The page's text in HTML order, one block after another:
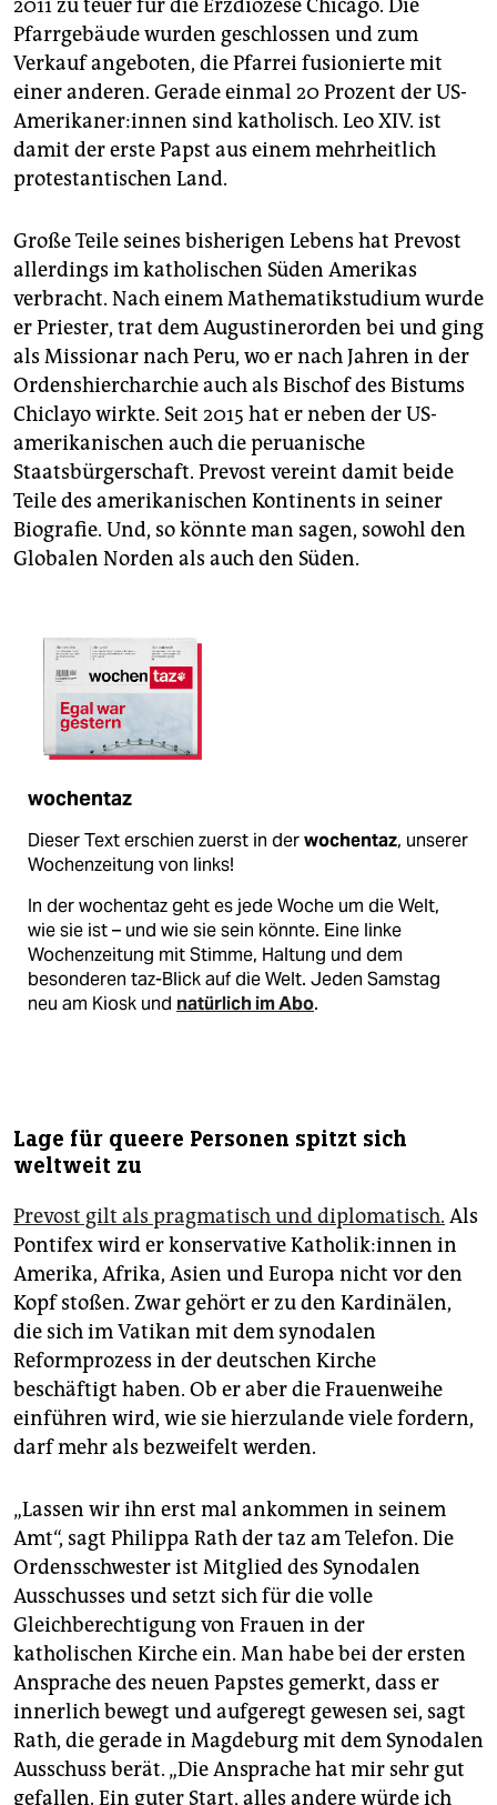
2011 zu teuer für die Erzdiözese Chicago. Die
Pfarrgebäude wurden geschlossen und zum
Verkauf angeboten, die Pfarrei fusionierte mit
einer anderen. Gerade einmal 20 Prozent der US-
Amerikaner:innen sind katholisch. Leo XIV. ist
damit der erste Papst aus einem mehrheitlich
protestantischen Land.
Große Teile seines bisherigen Lebens hat Prevost
allerdings im katholischen Süden Amerikas
verbracht. Nach einem Mathematikstudium wurde
er Priester, trat dem Augustinerorden bei und ging
als Missionar nach Peru, wo er nach Jahren in der
Ordenshiercharchie auch als Bischof des Bistums
Chiclayo wirkte. Seit 2015 hat er neben der US-
amerikanischen auch die peruanische
Staatsbürgerschaft. Prevost vereint damit beide
Teile des amerikanischen Kontinents in seiner
Biografie. Und, so könnte man sagen, sowohl den
Globalen Norden als auch den Süden.
wochentaz
Dieser Text erschien zuerst in derwochentaz, unserer
Wochenzeitung von links!
In der wochentaz geht es jede Woche um die Welt,
wie sie ist – und wie sie sein könnte. Eine linke
Wochenzeitung mit Stimme, Haltung und dem
besonderen taz-Blick auf die Welt. Jeden Samstag
neu am Kiosk und natürlich im Abo.
Lage für queere Personen spitzt sich
weltweit zu
Prevost gilt als pragmatisch und diplomatisch. Als
Pontifex wird er konservative Ka­tho­li­k:in­nen in
Amerika, Afrika, Asien und Europa nicht vor den
Kopf stoßen. Zwar gehört er zu den Kardinälen,
die sich im Vatikan mit dem synodalen
Reformprozess in der deutschen Kirche
beschäftigt haben. Ob er aber die Frauenweihe
einführen wird, wie sie hierzulande viele fordern,
darf mehr als bezweifelt werden.
„Lassen wir ihn erst mal ankommen in seinem
Amt“, sagt Philippa Rath der taz am Telefon. Die
Ordensschwester ist Mitglied des Synodalen
Ausschusses und setzt sich für die volle
Gleichberechtigung von Frauen in der
katholischen Kirche ein. Man habe bei der ersten
Ansprache des neuen Papstes gemerkt, dass er
innerlich bewegt und aufgeregt gewesen sei, sagt
Rath, die gerade in Magdeburg mit dem Synodalen
Ausschuss berät. „Die Ansprache hat mir sehr gut
gefallen. Ein guter Start, alles andere würde ich